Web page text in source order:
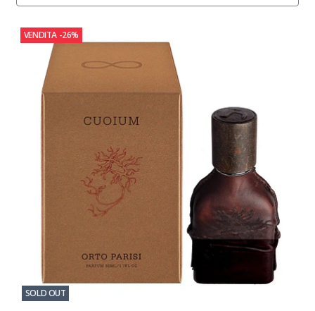
VENDITA -26%
SOLD OUT